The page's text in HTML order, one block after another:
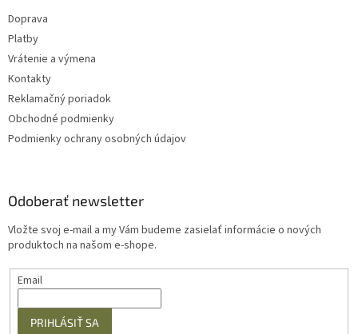
Doprava
Platby
Vrátenie a výmena
Kontakty
Reklamačný poriadok
Obchodné podmienky
Podmienky ochrany osobných údajov
Odoberať newsletter
Vložte svoj e-mail a my Vám budeme zasielať informácie o nových
produktoch na našom e-shope.
Email
PRIHLÁSIŤ SA